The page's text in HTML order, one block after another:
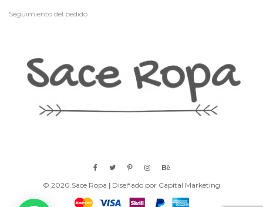
Seguimiento del pedido
© 2020 Sace Ropa | Diseñado por Capital Marketing